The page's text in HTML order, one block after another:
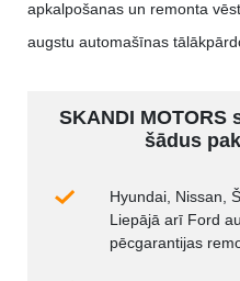
apkalpošanas un remonta
augstu automašīnas
SKANDI
šādus
Hyundai, Nissan,
Liepājā arī Ford
pēcgarantijas